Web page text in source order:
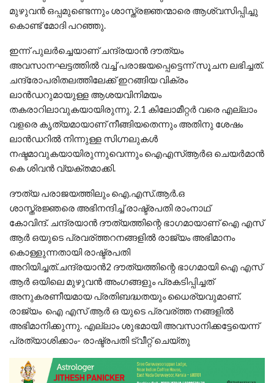
മുഴുവൻ ഒപ്പമുണ്ടെന്നും ശാസ്ത്രജ്ഞന്മാരെ ആശ്വസിപ്പിച്ചു
കൊണ്ട് മോദി പറഞ്ഞു.
ഇന്ന് പുലർച്ചെയാണ് ചന്ദ്രയാൻ ദൗത്യം
അവസാനഘട്ടത്തിൽ വച്ച് പരാജയപ്പെട്ടെന്ന് സൂചന ലഭിച്ചത്.
ചന്ദ്രോപരിതലത്തിലേക്ക് ഇറങ്ങിയ വിക്രം
ലാൻഡറുമായുള്ള ആശയവിനിമയം
തകരാറിലാവുകയായിരുന്നു. 2.1 കിലോമീറ്റർ വരെ എല്ലാം
വളരെ കൃത്യമായാണ് നീങ്ങിയതെന്നും അതിനു ശേഷം
ലാൻഡറിൽ നിന്നുള്ള സിഗ്നലുകൾ
നഷ്ടമാവുകയായിരുന്നുവെന്നും ഐഎസ്ആർഒ ചെയർമാൻ
കെ ശിവൻ വ്യക്തമാക്കി.
ദൗത്യ പരാജയത്തിലും ഐ.എസ്.ആര്‍.ഒ
ശാസ്ത്രജ്ഞരെ അഭിനന്ദിച്ച് രാഷ്ട്രപതി രാംനാഥ്
കോവിന്ദ്. ചന്ദ്രയാന്‍ ദൗത്യത്തിന്റെ ഭാഗമായാണ് ഐ എസ്
ആര്‍ ഒയുടെ പ്രവര്ത്തറനങ്ങളില്‍ രാജ്യം അഭിമാനം
കൊള്ളുന്നതായി രാഷ്ട്രപതി
അറിയിച്ചത്.ചന്ദ്രയാന്‍2 ദൗത്യത്തിന്റെ ഭാഗമായി ഐ എസ്
ആര്‍ ഒയിലെ മുഴുവന്‍ അംഗങ്ങളും പ്രകടിപ്പിച്ചത്
അനുകരണീയമായ പ്രതിബദ്ധതയും ധൈര്യവുമാണ്.
രാജ്യം ഐ എസ് ആര്‍ ഒ യുടെ പ്രവര്ത്ത നങ്ങളില്‍
അഭിമാനിക്കുന്നു. എല്ലാം ശുഭമായി അവസാനിക്കട്ടേയെന്ന്
പ്രത്യാശിക്കാം- രാഷ്ട്രപതി ട്വീറ്റ് ചെയ്തു